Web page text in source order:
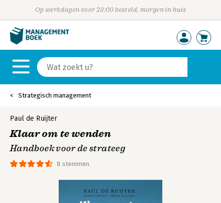
Op werkdagen voor 23:00 besteld, morgen in huis
Strategisch management
8 stemmen
Paul de Ruijter
Klaar om te wenden
Handboek voor de strateeg